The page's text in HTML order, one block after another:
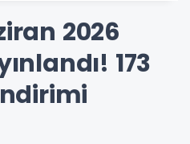
2026
173